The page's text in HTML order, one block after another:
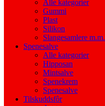
Alle kategorier
Gummi
Plast
Silikon
Slangesamlere m.m.
Spenesalve
Alle kategorier
Hipposan
Mintsalve
Spenekrem
Spenesalve
Tilskuddsfôr